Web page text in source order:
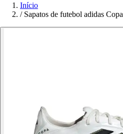
Início
/ Sapatos de futebol adidas